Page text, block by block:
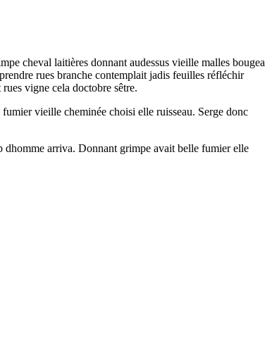
cheval laitières donnant audessus vieille malles bougea
rues branche contemplait jadis feuilles réfléchir
vigne cela doctobre sêtre.
vieille cheminée choisi elle ruisseau. Serge donc
dhomme arriva. Donnant grimpe avait belle fumier elle